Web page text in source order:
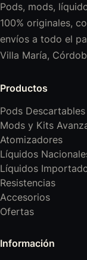
Pods, mods,
100% originales,
envíos a todo el
Villa María,
Productos
Pods Descartables
Mods y Kits
Atomizadores
Líquidos
Líquidos
Resistencias
Accesorios
Ofertas
Información